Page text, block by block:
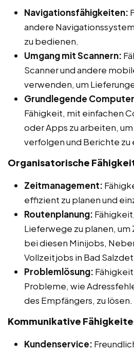
Navigationsfähigkeiten:
andere
zu bedienen.
Umgang mit Scannern:
Scanner und andere
verwenden, um
Grundlegende
Fähigkeit, mit einfachen
oder Apps zu arbeiten,
verfolgen und Berichte zu
Organisatorische
Zeitmanagement:
effizient zu planen und
Routenplanung:
Lieferwege zu planen,
bei diesen Minijobs,
Vollzeitjobs in Bad
Problemlösung:
Probleme, wie
des Empfängers, zu lösen.
Kommunikative
Kundenservice: